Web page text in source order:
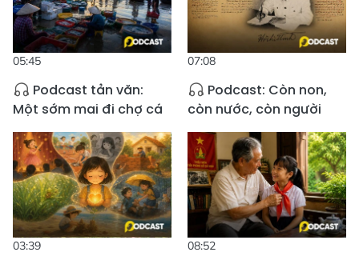
05:45
Podcast tản văn:
Một sớm mai đi chợ cá
07:08
Podcast: Còn non,
còn nước, còn người
03:39 08:52